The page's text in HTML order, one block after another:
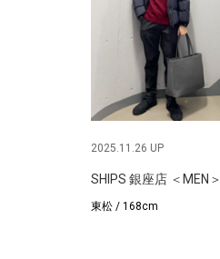
2025.11.26 UP
SHIPS 銀座店 ＜MEN＞
東松 / 168cm